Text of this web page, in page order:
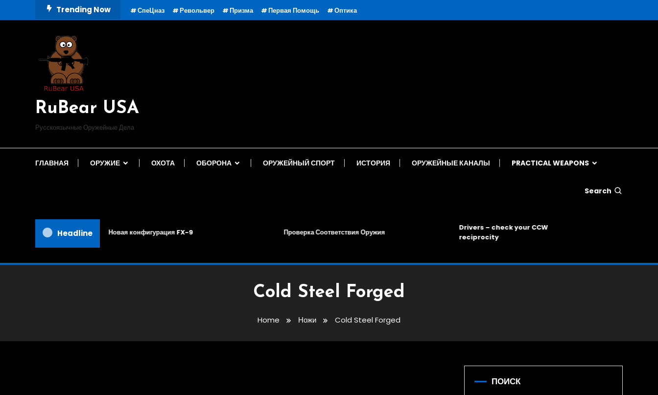
To
Trending Now СпеЦназ Револьвер Призма Первая Помощь Оптика
RuBear USA
Русскоязычные Оружейные Дела
ГЛАВНАЯ ОРУЖИЕ ОХОТА ОБОРОНА ОРУЖЕЙНЫЙ СПОРТ ИСТОРИЯ ОРУЖЕЙНЫЕ КАНАЛЫ PRACTICAL WEAPONS
Search
Headline Новая конфигурация FX-9 Проверка Соответствия Оружия
Drivers – check your CCW
reciprocity
Cold Steel Forged
Home Ножи Cold Steel Forged
ПОИСК